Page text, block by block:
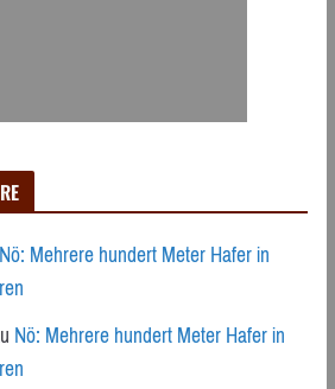
Nö: Mehrere hundert Meter Hafer in
Nö: Mehrere hundert Meter Hafer in